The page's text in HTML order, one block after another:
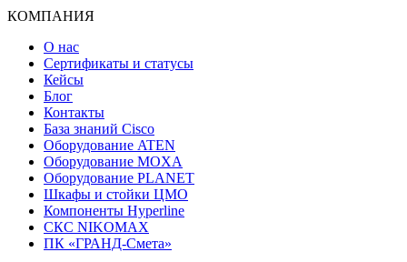
КОМПАНИЯ
О нас
Сертификаты и статусы
Кейсы
Блог
Контакты
База знаний Cisco
Оборудование ATEN
Оборудование MOXA
Оборудование PLANET
Шкафы и стойки ЦМО
Компоненты Hyperline
СКС NIKOMAX
ПК «ГРАНД-Смета»